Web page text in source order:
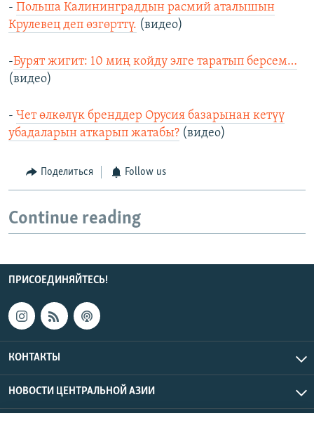
- Польша Калининграддын расмий аталышын
Крулевец деп өзгөрттү. (видео)
-Бурят жигит: 10 миң койду элге таратып берсем…
(видео)
- Чет өлкөлүк бренддер Орусия базарынан кетүү
убадаларын аткарып жатабы? (видео)
Поделиться Follow us
Continue reading
ПРИСОЕДИНЯЙТЕСЬ!
КОНТАКТЫ
НОВОСТИ ЦЕНТРАЛЬНОЙ АЗИИ